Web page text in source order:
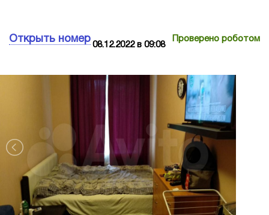
Открыть номер Проверено роботом
08.12.2022 в 09:08